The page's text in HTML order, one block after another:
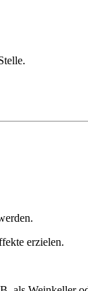
erzielen.